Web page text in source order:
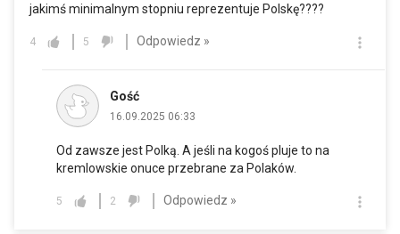
jakimś minimalnym stopniu reprezentuje Polskę????
4 5 Odpowiedz »
Gość
16.09.2025 06:33
Od zawsze jest Polką. A jeśli na kogoś pluje to na
kremlowskie onuce przebrane za Polaków.
5 2 Odpowiedz »